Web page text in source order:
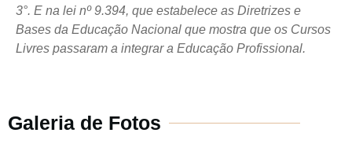
3°. E na lei nº 9.394, que estabelece as Diretrizes e
Bases da Educação Nacional que mostra que os Cursos
Livres passaram a integrar a Educação Profissional.
Galeria de Fotos